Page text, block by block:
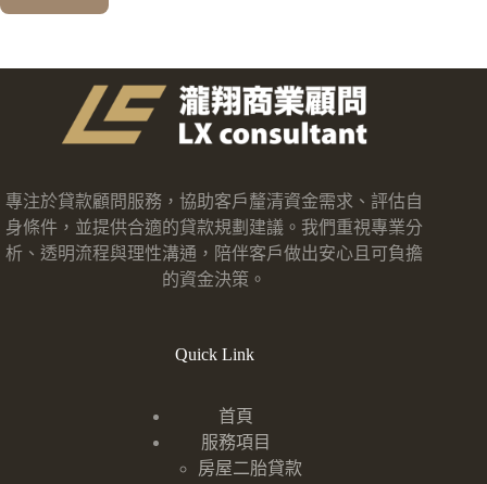
專注於貸款顧問服務，協助客戶釐清資金需求、評估自
身條件，並提供合適的貸款規劃建議。我們重視專業分
析、透明流程與理性溝通，陪伴客戶做出安心且可負擔
的資金決策。
Quick Link
首頁
服務項目
房屋二胎貸款